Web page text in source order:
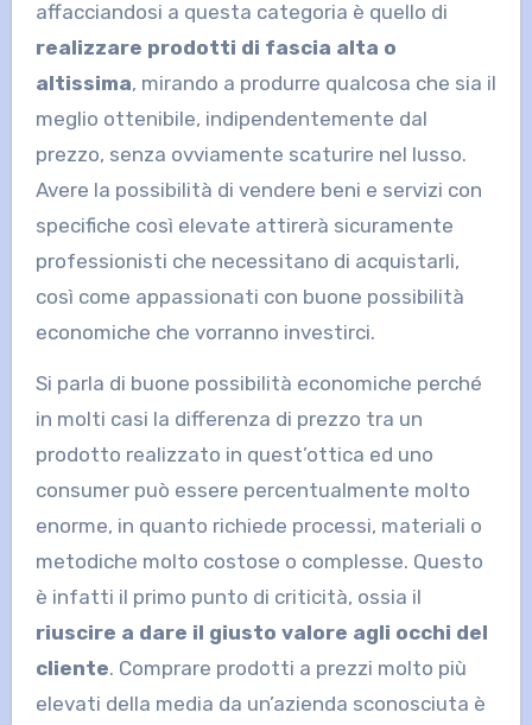
affacciandosi a questa categoria è quello di
realizzare prodotti di fascia alta o
altissima, mirando a produrre qualcosa che sia il
meglio ottenibile, indipendentemente dal
prezzo, senza ovviamente scaturire nel lusso.
Avere la possibilità di vendere beni e servizi con
specifiche così elevate attirerà sicuramente
professionisti che necessitano di acquistarli,
così come appassionati con buone possibilità
economiche che vorranno investirci.
Si parla di buone possibilità economiche perché
in molti casi la differenza di prezzo tra un
prodotto realizzato in quest’ottica ed uno
consumer può essere percentualmente molto
enorme, in quanto richiede processi, materiali o
metodiche molto costose o complesse. Questo
è infatti il primo punto di criticità, ossia il
riuscire a dare il giusto valore agli occhi del
cliente. Comprare prodotti a prezzi molto più
elevati della media da un’azienda sconosciuta è